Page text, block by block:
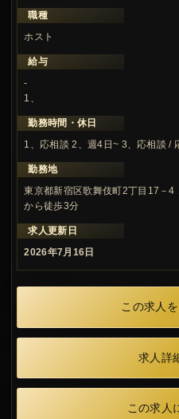
職種
ホスト
給与
-
1、
勤務時間・休日
1、応相談 2、週4日~ 3、応相談 /
勤務地
東京都新宿区歌舞伎町2丁目17－4
から徒歩3分
求人更新日
2026年7月16日
この求人
求人詳
この求人